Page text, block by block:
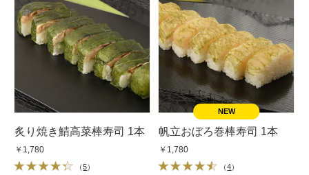
炙り焼き鯖高菜棒寿司 1本
￥1,780
（5）
帆立おぼろ巻棒寿司 1本
￥1,780
（4）